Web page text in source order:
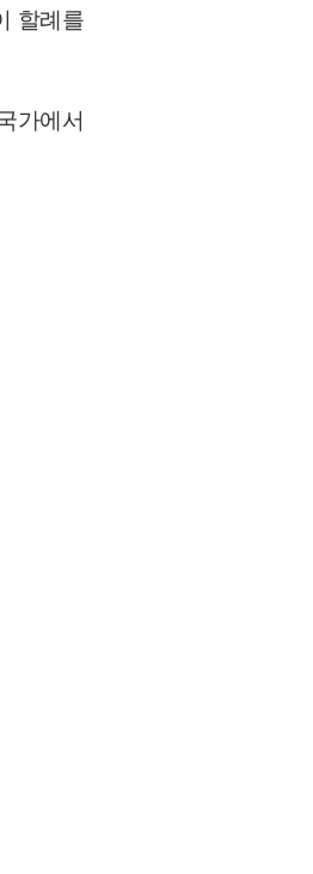
할례를
가에서